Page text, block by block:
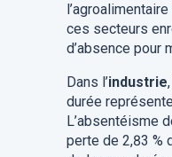
ces secteurs
d’absence pour
Dans l’industrie
durée
L’absentéisme
perte de 2,83 %